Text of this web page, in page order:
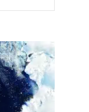
ا
ل
ق
ا
ر